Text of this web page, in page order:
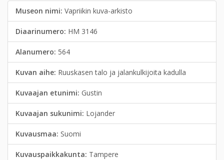
Museon nimi: Vapriikin kuva-arkisto
Diaarinumero: HM 3146
Alanumero: 564
Kuvan aihe: Ruuskasen talo ja jalankulkijoita kadulla
Kuvaajan etunimi: Gustin
Kuvaajan sukunimi: Lojander
Kuvausmaa: Suomi
Kuvauspaikkakunta: Tampere